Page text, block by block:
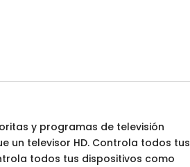
y programas de televisión
un televisor HD. Controla todos tus
todos tus dispositivos como